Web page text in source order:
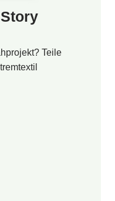
Teile